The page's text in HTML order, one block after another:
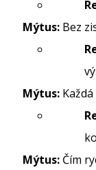
Mýtus: Bez
Mýtus:
Mýtus: Čím